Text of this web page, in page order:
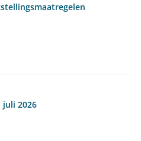
juli 2026